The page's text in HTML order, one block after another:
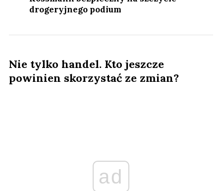
drogeryjnego podium
Nie tylko handel. Kto jeszcze
powinien skorzystać ze zmian?
ad